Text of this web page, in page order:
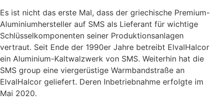
Es ist nicht das erste Mal, dass der griechische Premium-
Aluminium­hersteller auf SMS als Lieferant für wichtige
Schlüsselkomponenten seiner Produktionsanlagen
vertraut. Seit Ende der 1990er Jahre betreibt ElvalHalcor
ein Aluminium-Kaltwalzwerk von SMS. Weiterhin hat die
SMS group eine viergerüstige Warmbandstraße an
ElvalHalcor geliefert. Deren Inbetriebnahme erfolgte im
Mai 2020.